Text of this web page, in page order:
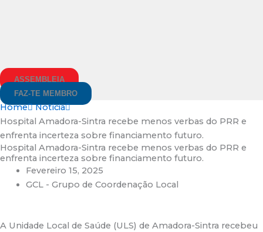
ASSEMBLEIA
FAZ-TE MEMBRO
Home
Notícia
Hospital Amadora-Sintra recebe menos verbas do PRR e
enfrenta incerteza sobre financiamento futuro.
Hospital Amadora-Sintra recebe menos verbas do PRR e
enfrenta incerteza sobre financiamento futuro.
Fevereiro 15, 2025
GCL - Grupo de Coordenação Local
A Unidade Local de Saúde (ULS) de Amadora-Sintra recebeu